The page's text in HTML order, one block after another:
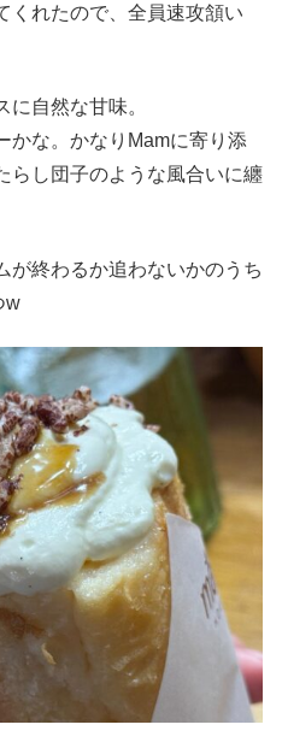
くれたので、全員速攻頷い
に自然な甘味。
かな。かなりMamに寄り添
らし団子のような風合いに纏
が終わるか追わないかのうち
w